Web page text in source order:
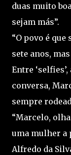
duas muito
sejam más”.
“O povo é que
sete anos,
Entre
conversa,
sempre
“Marcelo,
uma mulher a
Alfredo da